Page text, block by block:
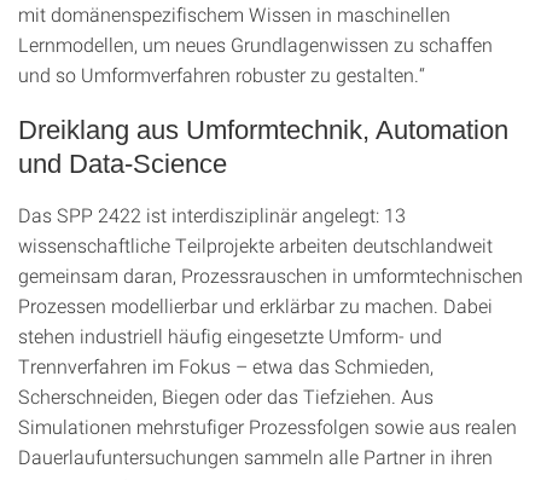
mit domänenspezifischem Wissen in maschinellen
Lernmodellen, um neues Grundlagenwissen zu schaffen
und so Umformverfahren robuster zu gestalten.“
Dreiklang aus Umformtechnik, Automation
und Data-Science
Das SPP 2422 ist interdisziplinär angelegt: 13
wissenschaftliche Teilprojekte arbeiten deutschlandweit
gemeinsam daran, Prozessrauschen in umformtechnischen
Prozessen modellierbar und erklärbar zu machen. Dabei
stehen industriell häufig eingesetzte Umform- und
Trennverfahren im Fokus – etwa das Schmieden,
Scherschneiden, Biegen oder das Tiefziehen. Aus
Simulationen mehrstufiger Prozessfolgen sowie aus realen
Dauerlaufuntersuchungen sammeln alle Partner in ihren